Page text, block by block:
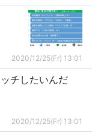
2020/12/25(Fr) 13:01
チしたいんだ
2020/12/25(Fr) 13:01